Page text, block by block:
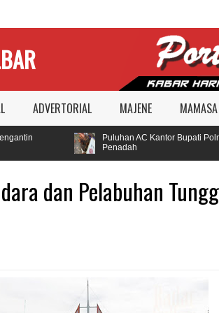
ADVERTORIAL MAJENE MAMASA
Puluhan AC Kantor Bupati
Penadah
dan Pelabuhan